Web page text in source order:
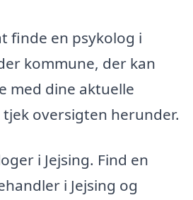
finde en psykolog i
kommune, der kan
med dine aktuelle
oversigten herunder.
i Jejsing. Find en
i Jejsing og